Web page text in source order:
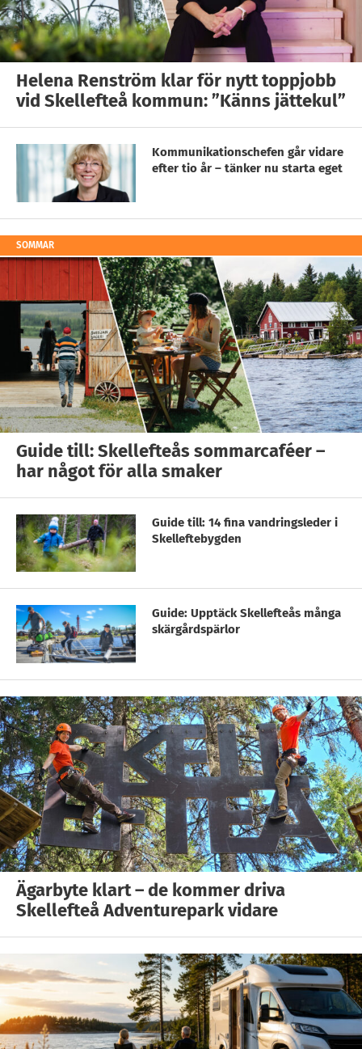
Helena Renström klar för nytt toppjobb
vid Skellefteå kommun: ”Känns jättekul”
Kommunikationschefen går vidare
efter tio år – tänker nu starta eget
SOMMAR
Guide till: Skellefteås sommarcaféer –
har något för alla smaker
Guide till: 14 fina vandringsleder i
Skelleftebygden
Guide: Upptäck Skellefteås många
skärgårdspärlor
Ägarbyte klart – de kommer driva
Skellefteå Adventurepark vidare